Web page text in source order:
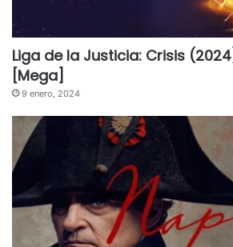
Liga de la Justicia: Crisis
[Mega]
9 enero, 2024